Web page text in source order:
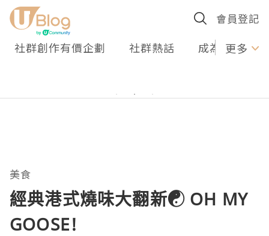
會員登記
社群創作有價企劃 社群熱話 成為U更多
美食
經典港式燒味大翻新☯ OH MY
GOOSE!